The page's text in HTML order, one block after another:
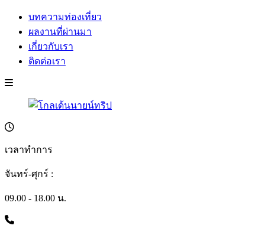
บทความท่องเที่ยว
ผลงานที่ผ่านมา
เกี่ยวกับเรา
ติดต่อเรา
เวลาทำการ
จันทร์-ศุกร์ :
09.00 - 18.00 น.